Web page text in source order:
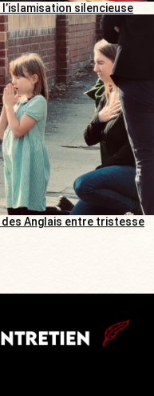
l’islamisation silencieuse
des Anglais entre tristesse